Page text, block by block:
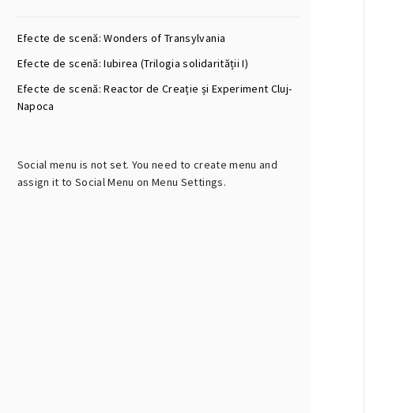
Efecte de scenă: Wonders of Transylvania
Efecte de scenă: Iubirea (Trilogia solidarității I)
Efecte de scenă: Reactor de Creație și Experiment Cluj-
Napoca
Social menu is not set. You need to create menu and
assign it to Social Menu on Menu Settings.